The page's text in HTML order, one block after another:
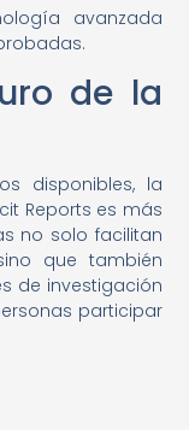
avanzada
de la
disponibles, la
Reports es más
no solo facilitan
que también
de investigación
participar